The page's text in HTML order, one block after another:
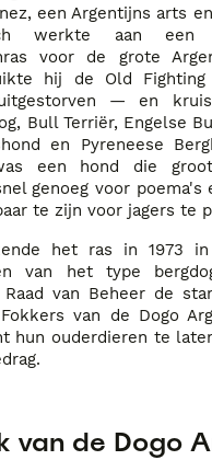
een Argentijns arts
werkte aan een
voor de grote
hij de Old
— en
Bull Terriër, Engelse
en Pyreneese
een hond die
genoeg voor
te zijn voor jagers te
het ras in 1973
van het type
van Beheer de
van de Dogo
hun ouderdieren te
van de Dogo